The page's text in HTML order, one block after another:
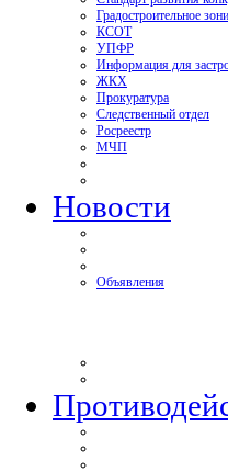
Градостроительное
КСОТ
УПФР
Информация для
ЖКХ
Прокуратура
Следственный отдел
Росреестр
МЧП
Новости
Объявления